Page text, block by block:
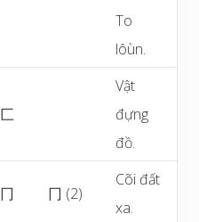
To
lôùn.
匚
Vật
đựng
đồ.
冂 冂 (2)
Cõi đất
xa.